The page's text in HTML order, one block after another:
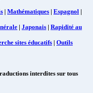
| Mathématiques | Espagnol |
| Japonais | Rapidité au
sites éducatifs | Outils
interdites sur tous